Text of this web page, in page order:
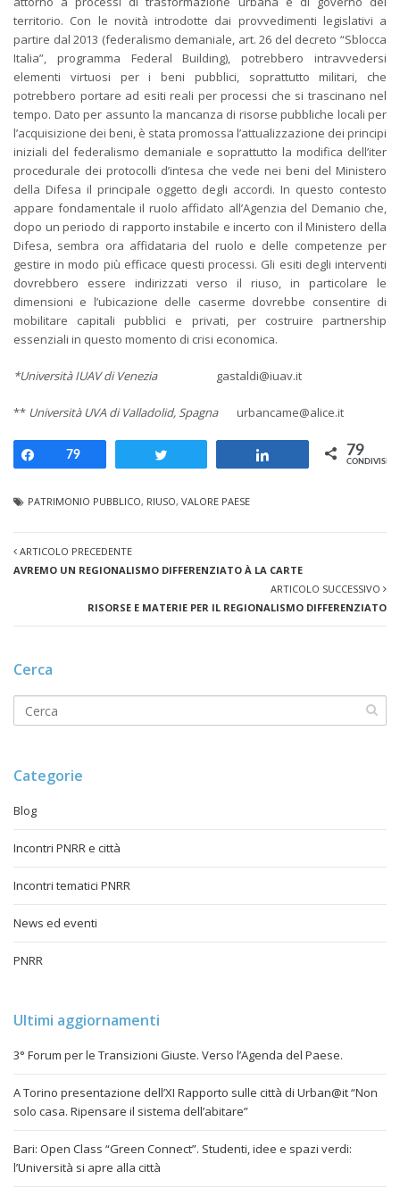
territorio. Con le novità introdotte dai provvedimenti legislativi a
partire dal 2013 (federalismo demaniale, art. 26 del decreto “Sblocca
Italia”, programma Federal Building), potrebbero intravvedersi
elementi virtuosi per i beni pubblici, soprattutto militari, che
potrebbero portare ad esiti reali per processi che si trascinano nel
tempo. Dato per assunto la mancanza di risorse pubbliche locali per
l’acquisizione dei beni, è stata promossa l’attualizzazione dei principi
iniziali del federalismo demaniale e soprattutto la modifica dell’iter
procedurale dei protocolli d’intesa che vede nei beni del Ministero
della Difesa il principale oggetto degli accordi. In questo contesto
appare fondamentale il ruolo affidato all’Agenzia del Demanio che,
dopo un periodo di rapporto instabile e incerto con il Ministero della
Difesa, sembra ora affidataria del ruolo e delle competenze per
gestire in modo più efficace questi processi. Gli esiti degli interventi
dovrebbero essere indirizzati verso il riuso, in particolare le
dimensioni e l’ubicazione delle caserme dovrebbe consentire di
mobilitare capitali pubblici e privati, per costruire partnership
essenziali in questo momento di crisi economica.
*Università IUAV di Venezia gastaldi@iuav.it
** Università UVA di Valladolid, Spagna urbancame@alice.it
Share
79 79
PATRIMONIO PUBBLICO, RIUSO, VALORE PAESE
ARTICOLO PRECEDENTE
AVREMO UN REGIONALISMO DIFFERENZIATO À LA CARTE
ARTICOLO SUCCESSIVO
RISORSE E MATERIE PER IL REGIONALISMO DIFFERENZIATO
Cerca
Categorie
Blog
Incontri PNRR e città
Incontri tematici PNRR
News ed eventi
PNRR
Ultimi aggiornamenti
3° Forum per le Transizioni Giuste. Verso l’Agenda del Paese.
A Torino presentazione dell’XI Rapporto sulle città di Urban@it “Non
solo casa. Ripensare il sistema dell’abitare”
Bari: Open Class “Green Connect”. Studenti, idee e spazi verdi:
l’Università si apre alla città